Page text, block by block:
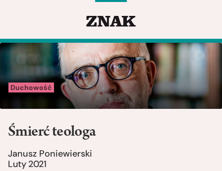
Duchowość
Śmierć teologa
Janusz Poniewierski
Luty 2021